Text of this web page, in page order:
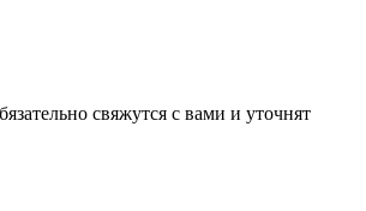
свяжутся с вами и уточнят